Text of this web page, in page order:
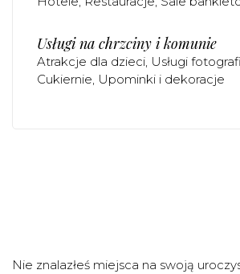
Usługi na chrzciny i komunie
Atrakcje dla dzieci Usługi
Cukiernie Upominki i dekoracje
Nie znalazłeś miejsca na swoją